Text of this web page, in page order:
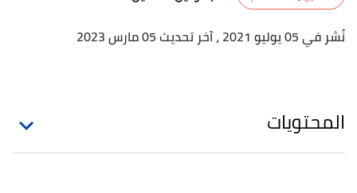
نُشر في 05 يوليو 2021
، آخر تحديث 05 مارس 2023
المحتويات